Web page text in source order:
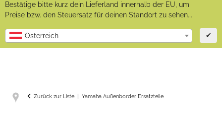
Bestätige bitte kurz dein Lieferland innerhalb der EU, um
Preise bzw. den Steuersatz für deinen Standort zu sehen...
Österreich ✔
Zurück zur Liste Yamaha Außenborder Ersatzteile